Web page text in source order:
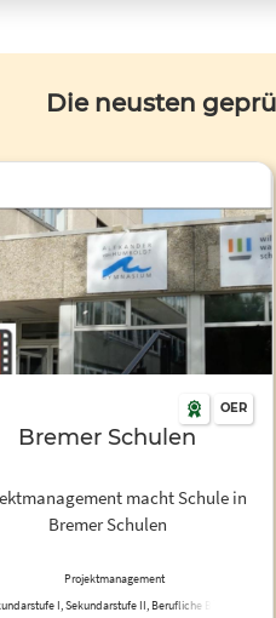
Die neusten
OER
Bremer Schulen
macht Schule in
Bremer Schulen
Projektmanagement
I, Sekundarstufe II, Berufliche Bildung